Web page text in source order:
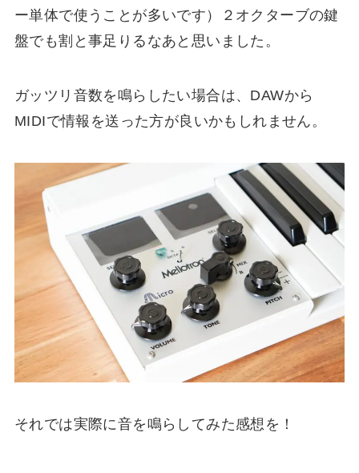
ー単体で使うことが多いです）２オクターブの鍵
盤でも割と事足りるなあと思いました。
ガッツリ音数を鳴らしたい場合は、DAWから
MIDIで情報を送った方が良いかもしれません。
それでは実際に音を鳴らしてみた感想を！